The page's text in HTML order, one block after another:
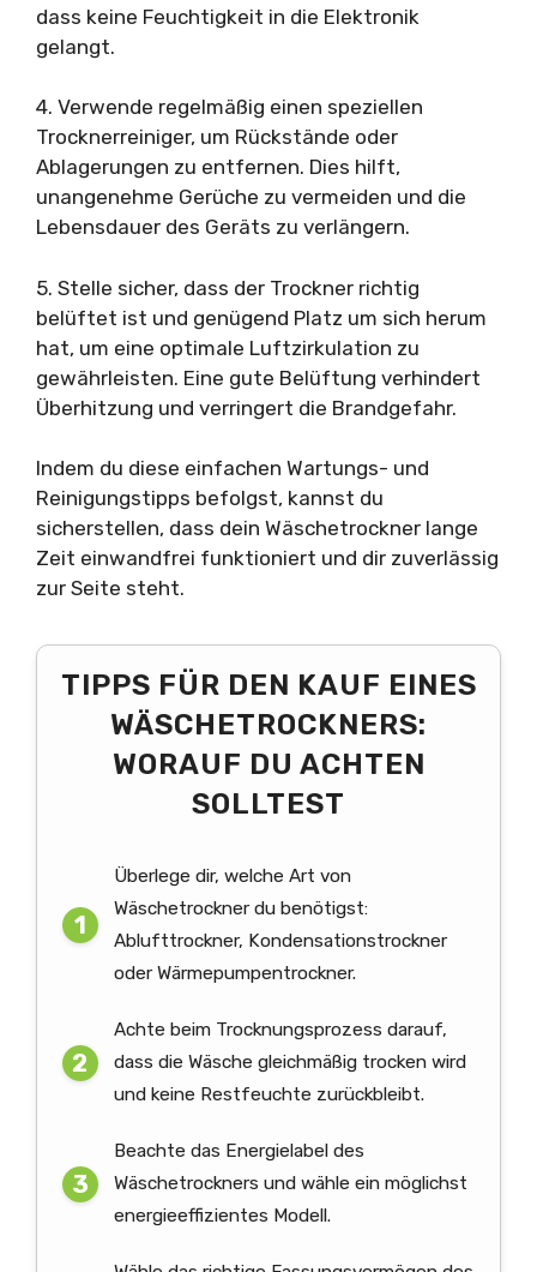
dass keine Feuchtigkeit in die Elektronik
gelangt.
4. Verwende regelmäßig einen speziellen
Trocknerreiniger, um Rückstände oder
Ablagerungen zu entfernen. Dies hilft,
unangenehme Gerüche zu vermeiden und die
Lebensdauer des Geräts zu verlängern.
5. Stelle sicher, dass der Trockner richtig
belüftet ist und genügend Platz um sich herum
hat, um eine optimale Luftzirkulation zu
gewährleisten. Eine gute Belüftung verhindert
Überhitzung und verringert die Brandgefahr.
Indem du diese einfachen Wartungs- und
Reinigungstipps befolgst, kannst du
sicherstellen, dass dein Wäschetrockner lange
Zeit einwandfrei funktioniert und dir zuverlässig
zur Seite steht.
TIPPS FÜR DEN KAUF EINES
WÄSCHETROCKNERS:
WORAUF DU ACHTEN
SOLLTEST
Überlege dir, welche Art von
Wäschetrockner du benötigst:
Ablufttrockner, Kondensationstrockner
oder Wärmepumpentrockner.
Achte beim Trocknungsprozess darauf,
dass die Wäsche gleichmäßig trocken wird
und keine Restfeuchte zurückbleibt.
Beachte das Energielabel des
Wäschetrockners und wähle ein möglichst
energieeffizientes Modell.